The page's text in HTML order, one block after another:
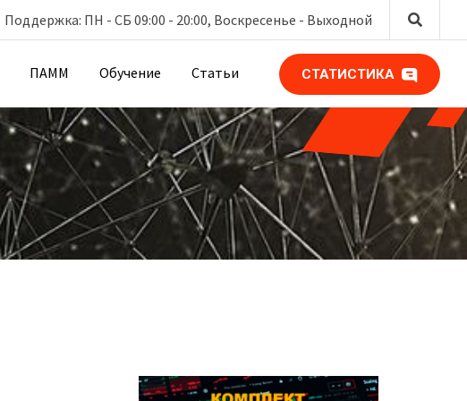
Поддержка: ПН - СБ 09:00 - 20:00, Воскресенье - Выходной
ПАММ Обучение Статьи СТАТИСТИКА